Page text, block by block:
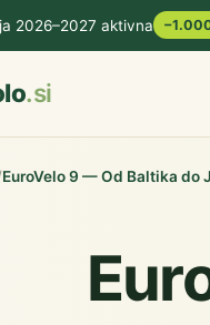
2026–2027 aktivna
.si
EuroVelo 9 — Od Baltika do